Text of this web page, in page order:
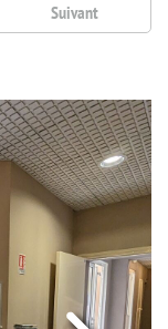
Suivant